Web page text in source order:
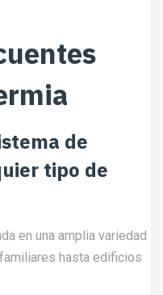
de
tipo de
en una amplia variedad
hasta edificios